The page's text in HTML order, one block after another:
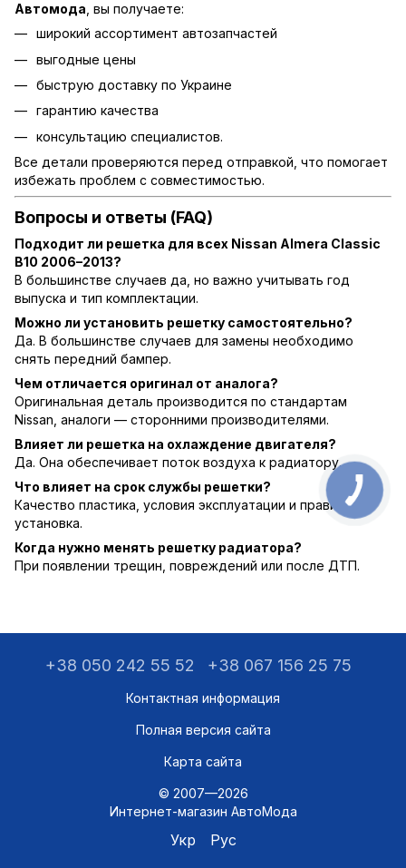
Автомода , вы получаете:
широкий ассортимент автозапчастей
выгодные цены
быструю доставку по Украине
гарантию качества
консультацию специалистов.
Все детали проверяются перед отправкой, что помогает
избежать проблем с совместимостью.
Вопросы и ответы (FAQ)
Подходит ли решетка для всех Nissan Almera Classic
B10 2006–2013?
В большинстве случаев да, но важно учитывать год
выпуска и тип комплектации.
Можно ли установить решетку самостоятельно?
Да. В большинстве случаев для замены необходимо
снять передний бампер.
Чем отличается оригинал от аналога?
Оригинальная деталь производится по стандартам
Nissan, аналоги — сторонними производителями.
Влияет ли решетка на охлаждение двигателя?
Да. Она обеспечивает поток воздуха к радиатору.
Что влияет на срок службы решетки?
Качество пластика, условия эксплуатации и правильная
установка.
Когда нужно менять решетку радиатора?
При появлении трещин, повреждений или после ДТП.
+38 050 242 55 52 +38 067 156 25 75
Контактная информация
Полная версия сайта
Карта сайта
© 2007—2026
Интернет-магазин АвтоМода
Укр Рус